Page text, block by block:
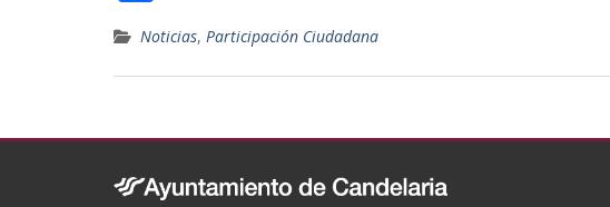
ac
e
b
o
Noticias, Participación Ciudadana